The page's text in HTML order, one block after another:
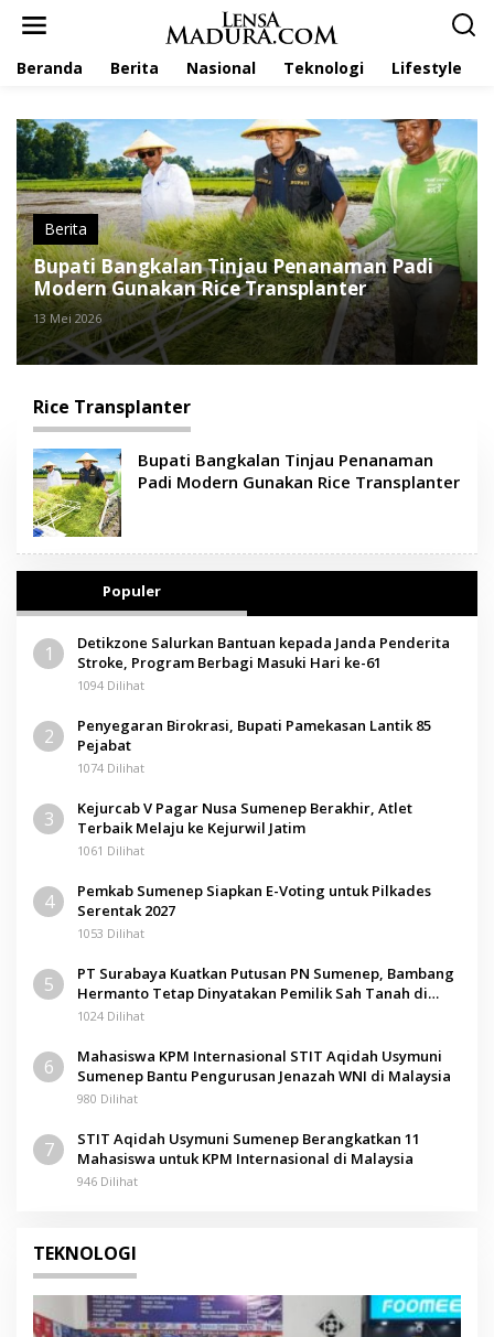
Beranda Berita Nasional Teknologi Lifestyle
Berita
Bupati Bangkalan Tinjau Penanaman Padi
Modern Gunakan Rice Transplanter
13 Mei 2026
Rice Transplanter
Bupati Bangkalan Tinjau Penanaman
Padi Modern Gunakan Rice Transplanter
Populer
1
Detikzone Salurkan Bantuan kepada Janda Penderita
Stroke, Program Berbagi Masuki Hari ke-61
1094 Dilihat
2
Penyegaran Birokrasi, Bupati Pamekasan Lantik 85
Pejabat
1074 Dilihat
3
Kejurcab V Pagar Nusa Sumenep Berakhir, Atlet
Terbaik Melaju ke Kejurwil Jatim
1061 Dilihat
4
Pemkab Sumenep Siapkan E-Voting untuk Pilkades
Serentak 2027
1053 Dilihat
5
PT Surabaya Kuatkan Putusan PN Sumenep, Bambang
Hermanto Tetap Dinyatakan Pemilik Sah Tanah di
Pamolokan
1024 Dilihat
6
Mahasiswa KPM Internasional STIT Aqidah Usymuni
Sumenep Bantu Pengurusan Jenazah WNI di Malaysia
980 Dilihat
7
STIT Aqidah Usymuni Sumenep Berangkatkan 11
Mahasiswa untuk KPM Internasional di Malaysia
946 Dilihat
TEKNOLOGI